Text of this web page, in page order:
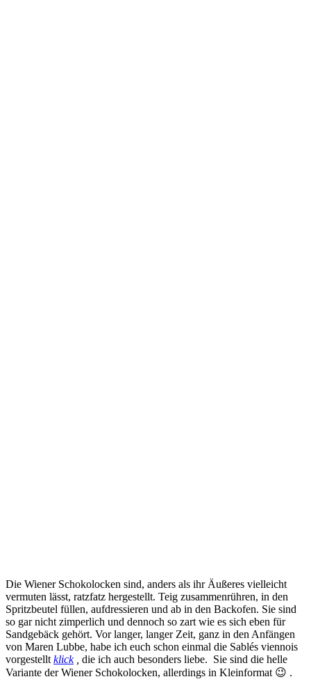
Die Wiener Schokolocken sind, anders als ihr Äußeres vielleicht
vermuten lässt, ratzfatz hergestellt. Teig zusammenrühren, in den
Spritzbeutel füllen, aufdressieren und ab in den Backofen. Sie sind
so gar nicht zimperlich und dennoch so zart wie es sich eben für
Sandgebäck gehört. Vor langer, langer Zeit, ganz in den Anfängen
von Maren Lubbe, habe ich euch schon einmal die Sablés viennois
vorgestelltklick, die ich auch besonders liebe. Sie sind die helle
Variante der Wiener Schokolocken, allerdings in Kleinformat 😉 .